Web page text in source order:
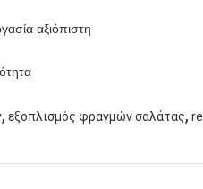
αξιόπιστη
, εξοπλισμός φραγμών σαλάτας,